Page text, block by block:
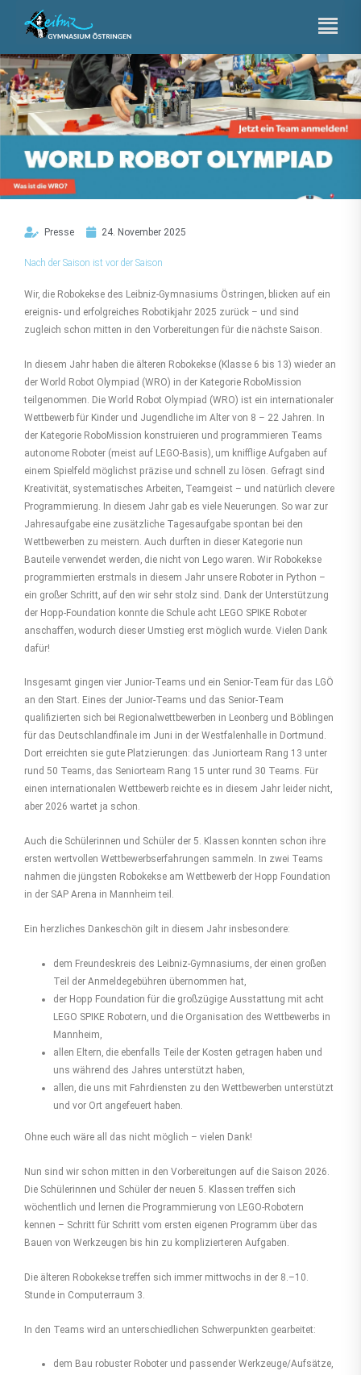
Presse 24. November 2025
Nach der Saison ist vor der Saison
Wir, die Robokekse des Leibniz-Gymnasiums Östringen, blicken auf ein
ereignis- und erfolgreiches Robotikjahr 2025 zurück – und sind
zugleich schon mitten in den Vorbereitungen für die nächste Saison.
In diesem Jahr haben die älteren Robokekse (Klasse 6 bis 13) wieder an
der World Robot Olympiad (WRO) in der Kategorie RoboMission
teilgenommen. Die World Robot Olympiad (WRO) ist ein internationaler
Wettbewerb für Kinder und Jugendliche im Alter von 8 – 22 Jahren. In
der Kategorie RoboMission konstruieren und programmieren Teams
autonome Roboter (meist auf LEGO-Basis), um knifflige Aufgaben auf
einem Spielfeld möglichst präzise und schnell zu lösen. Gefragt sind
Kreativität, systematisches Arbeiten, Teamgeist – und natürlich clevere
Programmierung. In diesem Jahr gab es viele Neuerungen. So war zur
Jahresaufgabe eine zusätzliche Tagesaufgabe spontan bei den
Wettbewerben zu meistern. Auch durften in dieser Kategorie nun
Bauteile verwendet werden, die nicht von Lego waren. Wir Robokekse
programmierten erstmals in diesem Jahr unsere Roboter in Python –
ein großer Schritt, auf den wir sehr stolz sind. Dank der Unterstützung
der Hopp-Foundation konnte die Schule acht LEGO SPIKE Roboter
anschaffen, wodurch dieser Umstieg erst möglich wurde. Vielen Dank
dafür!
Insgesamt gingen vier Junior-Teams und ein Senior-Team für das LGÖ
an den Start. Eines der Junior-Teams und das Senior-Team
qualifizierten sich bei Regionalwettbewerben in Leonberg und Böblingen
für das Deutschlandfinale im Juni in der Westfalenhalle in Dortmund.
Dort erreichten sie gute Platzierungen: das Juniorteam Rang 13 unter
rund 50 Teams, das Seniorteam Rang 15 unter rund 30 Teams. Für
einen internationalen Wettbewerb reichte es in diesem Jahr leider nicht,
aber 2026 wartet ja schon.
Auch die Schülerinnen und Schüler der 5. Klassen konnten schon ihre
ersten wertvollen Wettbewerbserfahrungen sammeln. In zwei Teams
nahmen die jüngsten Robokekse am Wettbewerb der Hopp Foundation
in der SAP Arena in Mannheim teil.
Ein herzliches Dankeschön gilt in diesem Jahr insbesondere:
dem Freundeskreis des Leibniz-Gymnasiums, der einen großen
Teil der Anmeldegebühren übernommen hat,
der Hopp Foundation für die großzügige Ausstattung mit acht
LEGO SPIKE Robotern, und die Organisation des Wettbewerbs in
Mannheim,
allen Eltern, die ebenfalls Teile der Kosten getragen haben und
uns während des Jahres unterstützt haben,
allen, die uns mit Fahrdiensten zu den Wettbewerben unterstützt
und vor Ort angefeuert haben.
Ohne euch wäre all das nicht möglich – vielen Dank!
Nun sind wir schon mitten in den Vorbereitungen auf die Saison 2026.
Die Schülerinnen und Schüler der neuen 5. Klassen treffen sich
wöchentlich und lernen die Programmierung von LEGO-Robotern
kennen – Schritt für Schritt vom ersten eigenen Programm über das
Bauen von Werkzeugen bis hin zu komplizierteren Aufgaben.
Die älteren Robokekse treffen sich immer mittwochs in der 8.–10.
Stunde in Computerraum 3.
In den Teams wird an unterschiedlichen Schwerpunkten gearbeitet:
dem Bau robuster Roboter und passender Werkzeuge/Aufsätze,